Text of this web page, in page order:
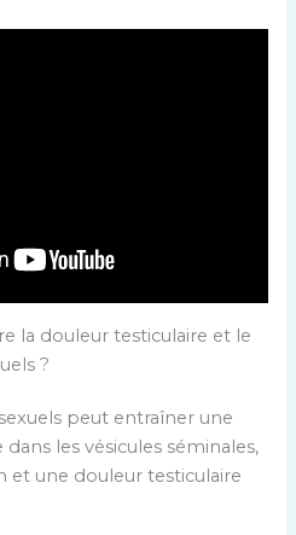
la douleur testiculaire et le
?
peut entraîner une
les vésicules séminales,
et une douleur testiculaire